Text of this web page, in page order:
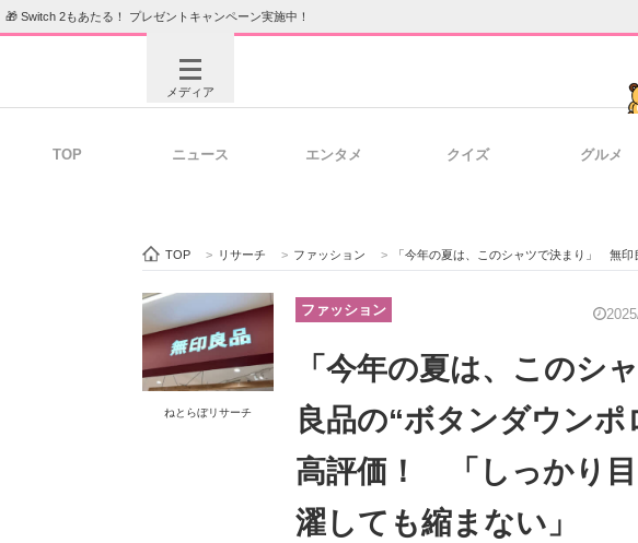
🎁 Switch 2もあたる！ プレゼントキャンペーン実施中！
メディア
ビジネスと働き方のヒント
ITエンジニア向け専門サイト
モノづくり技術者専門サイト エレクトロニクス専門サイト
TOP ニュース エンタメ クイズ グルメ
TOP > リサーチ > ファッション > 「今年の夏は、このシャツで決まり」 無印良品の“ボタンダウンポ
ねとらぼリサーチ
ファッション
「今年の夏は、この
良品の“ボタンダウン
高評価！ 「しっかり
濯しても縮まない」